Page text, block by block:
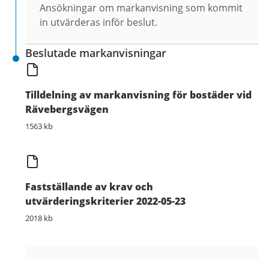
Ansökningar om markanvisning som kommit
in utvärderas inför beslut.
Beslutade markanvisningar
Tilldelning av markanvisning för bostäder vid
Rävebergsvägen
1563 kb
Fastställande av krav och
utvärderingskriterier 2022-05-23
2018 kb